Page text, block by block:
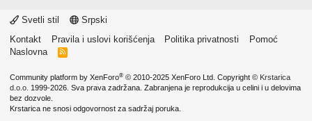
Svetli stil
Srpski
Kontakt
Pravila i uslovi korišćenja Politika privatnosti
Pomoć
Naslovna
R
Community platform by XenForo® © 2010-2025 XenForo Ltd. Copyright © Krstarica
d.o.o. 1999-2026. Sva prava zadržana. Zabranjena je reprodukcija u celini i u delovima
bez dozvole.
Krstarica ne snosi odgovornost za sadržaj poruka.